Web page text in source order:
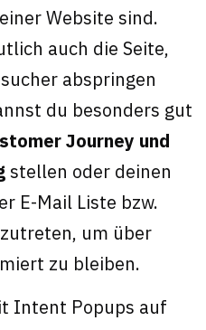
Website sind.
auch die Seite,
abspringen
du besonders gut
Journey und
stellen oder deinen
E-Mail Liste bzw.
um über
zu bleiben.
Intent Popups auf